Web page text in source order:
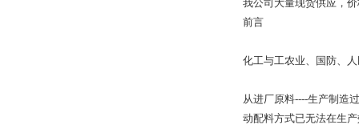
我公司大量现货供应，
前言
化工与工农业、国防、
从进厂原料----生产制造
动配料方式已无法在生